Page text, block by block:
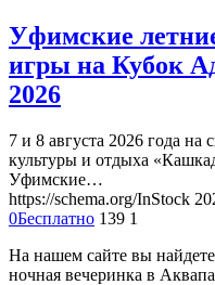
Уфимские
игры на Кубок
2026
7 и 8 августа 2026 года
культуры и отдыха
Уфимские…
https://schema.org/InStock
0Бесплатно 139 1
На нашем сайте вы
ночная вечеринка в